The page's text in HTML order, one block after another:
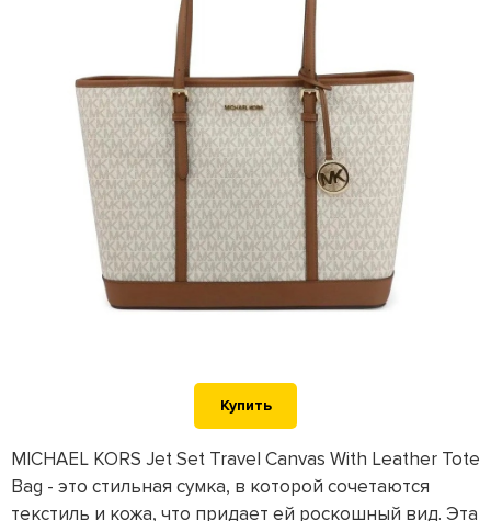
Купить
MICHAEL KORS Jet Set Travel Canvas With Leather Tote
Bag - это стильная сумка, в которой сочетаются
текстиль и кожа, что придает ей роскошный вид. Эта